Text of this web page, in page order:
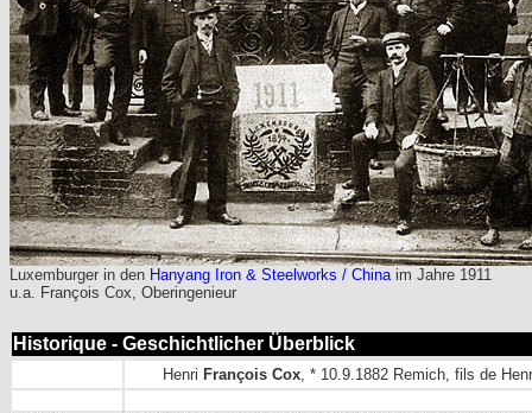
Luxemburger in den Hanyang Iron & Steelworks / Chinaim Jahre 1911
u.a. François Cox, Oberingenieur
Historique - Geschichtlicher Überblick
Henri François Cox, * 10.9.1882 Remich, fils de